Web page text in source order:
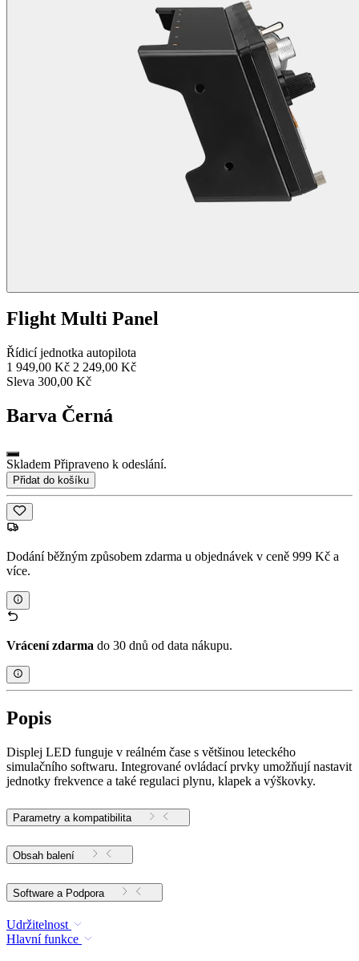
Flight Multi Panel
Řídicí jednotka autopilota
1 949,00 Kč 2 249,00 Kč
Sleva 300,00 Kč
Barva Černá
Skladem Připraveno k odeslání.
Přidat do košíku
Dodání běžným způsobem zdarma u objednávek v ceně 999 Kč a
více.
Vrácení zdarma do 30 dnů od data nákupu.
Popis
Displej LED funguje v reálném čase s většinou leteckého
simulačního softwaru. Integrované ovládací prvky umožňují nastavit
jednotky frekvence a také regulaci plynu, klapek a výškovky.
Parametry a kompatibilita
Obsah balení
Software a Podpora
Udržitelnost
Hlavní funkce